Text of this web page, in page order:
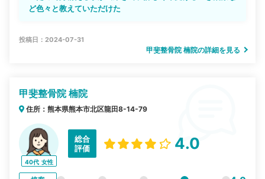
ど色々と教えていただけた
投稿日：2024-07-31
甲斐整骨院 楠院の詳細を見る
甲斐整骨院 楠院
住所：熊本県熊本市北区龍田8-14-79
40代 女性
総合
評価
4.0